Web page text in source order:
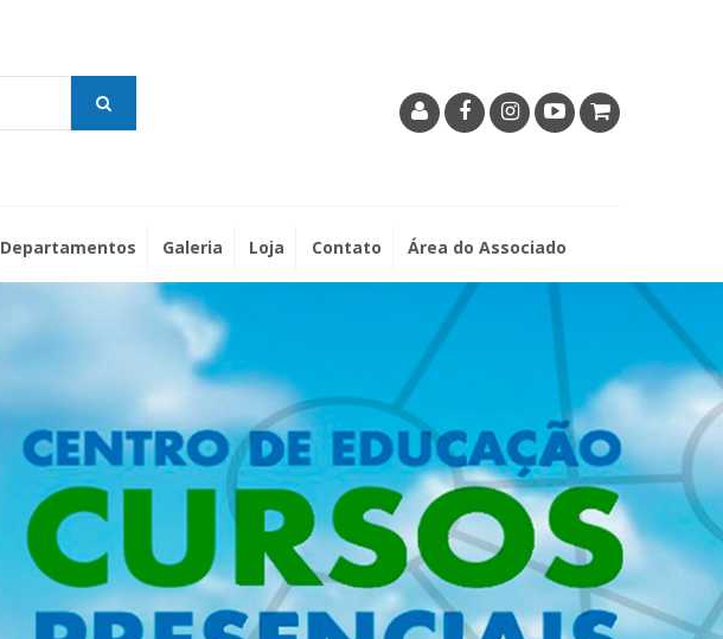
Departamentos Galeria Loja Contato Área do Associado